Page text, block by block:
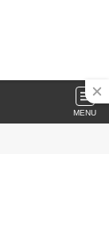
MENU